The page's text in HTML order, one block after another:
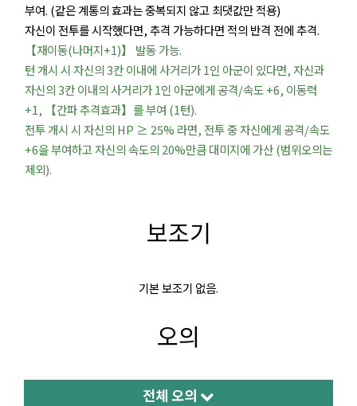
부여. (같은 계통의 효과는 중복되지 않고 최댓값만 적용)
자신이 전투를 시작했다면, 추격 가능하다면 적의 반격 전에 추격.
【재이동(나머지+1)】 발동 가능.
턴 개시 시 자신의 3칸 이내에 사거리가 1인 아군이 있다면, 자신과
자신의 3칸 이내의 사거리가 1인 아군에게 공격/속도 +6, 이동력
+1, 【간파 추격효과】를 부여 (1턴).
전투 개시 시 자신의 HP ≥ 25% 라면, 전투 중 자신에게 공격/속도
+6을 부여하고 자신의 속도의 20%만큼 대미지에 가산 (범위오의는
제외).
보조기
기본 보조기 없음.
오의
전체 오의